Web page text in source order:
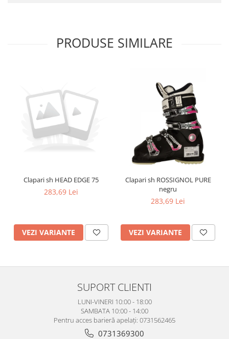
PRODUSE SIMILARE
Clapari sh HEAD EDGE 75
283,69 Lei
VEZI VARIANTE
Clapari sh ROSSIGNOL PURE
negru
283,69 Lei
VEZI VARIANTE
SUPORT CLIENTI
LUNI-VINERI 10:00 - 18:00
SAMBATA 10:00 - 14:00
Pentru acces barieră apelați: 0731562465
0731369300